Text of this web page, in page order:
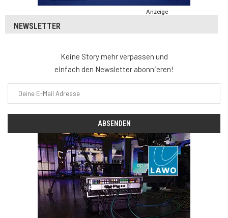
Anzeige
NEWSLETTER
Keine Story mehr verpassen und
einfach den Newsletter abonnieren!